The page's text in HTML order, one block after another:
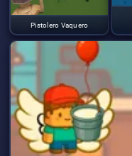
Pistolero Vaquero